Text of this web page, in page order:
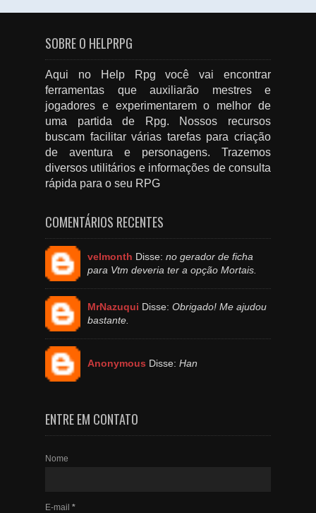
SOBRE O HELPRPG
Aqui no Help Rpg você vai encontrar
ferramentas que auxiliarão mestres e
jogadores e experimentarem o melhor de
uma partida de Rpg. Nossos recursos
buscam facilitar várias tarefas para criação
de aventura e personagens. Trazemos
diversos utilitários e informações de consulta
rápida para o seu RPG
COMENTÁRIOS RECENTES
velmonth Disse: no gerador de ficha
para Vtm deveria ter a opção Mortais.
MrNazuqui Disse: Obrigado! Me ajudou
bastante.
Anonymous Disse: Han
ENTRE EM CONTATO
Nome
E-mail *